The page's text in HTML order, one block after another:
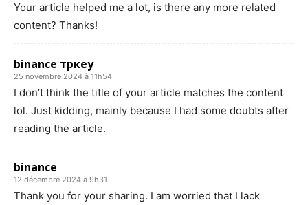
Your article helped me a lot, is there any more related
content? Thanks!
binance тркеу
25 novembre 2024 à 11h54
I don’t think the title of your article matches the content
lol. Just kidding, mainly because I had some doubts after
reading the article.
binance
12 décembre 2024 à 9h31
Thank you for your sharing. I am worried that I lack